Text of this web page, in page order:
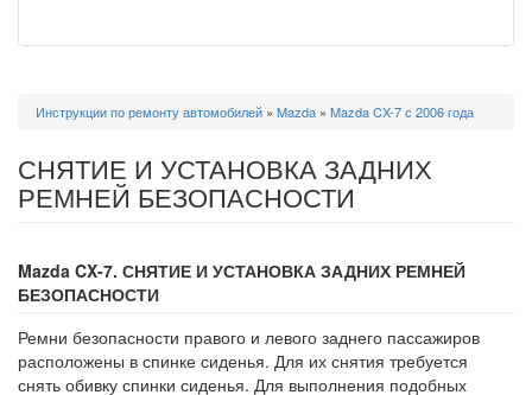
Вы
Инструкции по ремонту автомобилей » Mazda » Mazda CX-7 с 2006 года
СНЯТИЕ И УСТАНОВКА ЗАДНИХ
РЕМНЕЙ БЕЗОПАСНОСТИ
Mazda CX-7. СНЯТИЕ И УСТАНОВКА ЗАДНИХ РЕМНЕЙ
БЕЗОПАСНОСТИ
Ремни безопасности правого и левого задне­го пассажиров
расположены в спинке сиде­нья. Для их снятия требуется
снять обивку спинки сиденья. Для выполнения подобных